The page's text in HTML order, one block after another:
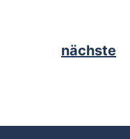
nächste